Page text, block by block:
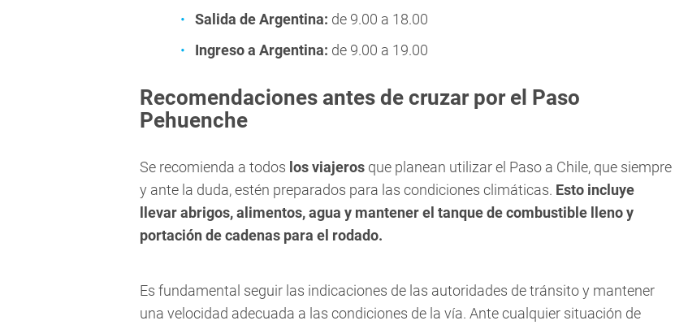
Salida de Argentina: de 9.00 a 18.00
Ingreso a Argentina: de 9.00 a 19.00
Recomendaciones antes de cruzar por el Paso
Pehuenche
Se recomienda a todos los viajeros que planean utilizar el Paso a Chile, que siempre
y ante la duda, estén preparados para las condiciones climáticas. Esto incluye
llevar abrigos, alimentos, agua y mantener el tanque de combustible lleno y
portación de cadenas para el rodado.
Es fundamental seguir las indicaciones de las autoridades de tránsito y mantener
una velocidad adecuada a las condiciones de la vía. Ante cualquier situación de